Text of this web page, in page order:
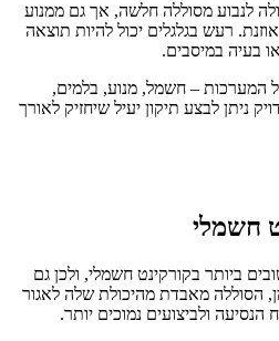
לנבוע מסוללה חלשה, אך גם ממנוע
רעש בגלגלים יכול להיות תוצאה
בעיה במיסבים.
המערכות – חשמל, מנוע, בלמים,
ניתן לבצע תיקון יעיל שיחזיק לאורך
חשמלי
ביותר בקורקינט חשמלי, ולכן גם
הסוללה מאבדת מהיכולת שלה לאגור
הנסיעה ולביצועים נמוכים יותר.